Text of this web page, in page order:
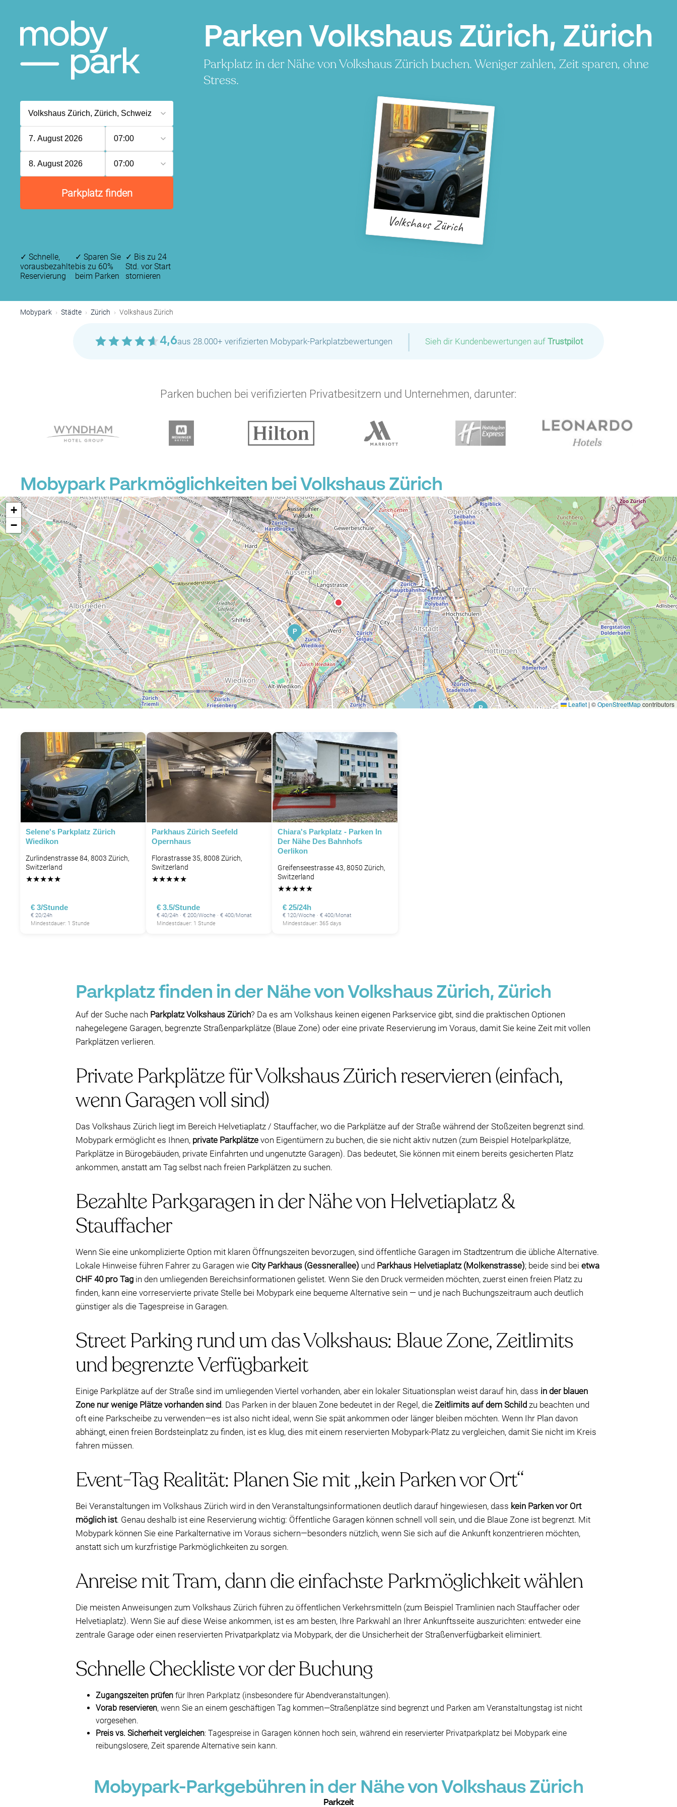
Parken Volkshaus Zürich, Zürich
Parkplatz in der Nähe von Volkshaus Zürich buchen. Weniger zahlen, Zeit sparen, ohne
Stress.
7. August 2026 07:00
8. August 2026 07:00
Parkplatz finden
Volkshaus Zürich
✓ Schnelle,
vorausbezahlte
Reservierung
✓ Sparen Sie
bis zu 60%
beim Parken
✓ Bis zu 24
Std. vor Start
stornieren
Mobypark Städte Zürich Volkshaus Zürich
4,6aus 28.000+ verifizierten Mobypark-Parkplatzbewertungen | Sieh dir Kundenbewertungen auf Trustpilot
Parken buchen bei verifizierten Privatbesitzern und Unternehmen, darunter:
Mobypark Parkmöglichkeiten bei Volkshaus Zürich
P
P
+
−
Leaflet | ©OpenStreetMapcontributors
Selene's Parkplatz Zürich
Wiedikon
Zurlindenstrasse 84, 8003 Zürich,
Switzerland
★★★★★
€ 3/Stunde
€ 20/24h
Mindestdauer: 1 Stunde
Parkhaus Zürich Seefeld
Opernhaus
Florastrasse 35, 8008 Zürich,
Switzerland
★★★★★
€ 3.5/Stunde
€ 40/24h · € 200/Woche · € 400/Monat
Mindestdauer: 1 Stunde
Chiara's Parkplatz - Parken In
Der Nähe Des Bahnhofs
Oerlikon
Greifenseestrasse 43, 8050 Zürich,
Switzerland
★★★★★
€ 25/24h
€ 120/Woche · € 400/Monat
Mindestdauer: 365 days
Parkplatz finden in der Nähe von Volkshaus Zürich, Zürich
Auf der Suche nach Parkplatz Volkshaus Zürich? Da es am Volkshaus keinen eigenen Parkservice gibt, sind die praktischen Optionen
nahegelegene Garagen, begrenzte Straßenparkplätze (Blaue Zone) oder eine private Reservierung im Voraus, damit Sie keine Zeit mit vollen
Parkplätzen verlieren.
Private Parkplätze für Volkshaus Zürich reservieren (einfach,
wenn Garagen voll sind)
Das Volkshaus Zürich liegt im Bereich Helvetiaplatz / Stauffacher, wo die Parkplätze auf der Straße während der Stoßzeiten begrenzt sind.
Mobypark ermöglicht es Ihnen, private Parkplätze von Eigentümern zu buchen, die sie nicht aktiv nutzen (zum Beispiel Hotelparkplätze,
Parkplätze in Bürogebäuden, private Einfahrten und ungenutzte Garagen). Das bedeutet, Sie können mit einem bereits gesicherten Platz
ankommen, anstatt am Tag selbst nach freien Parkplätzen zu suchen.
Bezahlte Parkgaragen in der Nähe von Helvetiaplatz &
Stauffacher
Wenn Sie eine unkomplizierte Option mit klaren Öffnungszeiten bevorzugen, sind öffentliche Garagen im Stadtzentrum die übliche Alternative.
Lokale Hinweise führen Fahrer zu Garagen wie City Parkhaus (Gessnerallee) und Parkhaus Helvetiaplatz (Molkenstrasse); beide sind bei etwa
CHF 40 pro Tag in den umliegenden Bereichsinformationen gelistet. Wenn Sie den Druck vermeiden möchten, zuerst einen freien Platz zu
finden, kann eine vorreservierte private Stelle bei Mobypark eine bequeme Alternative sein — und je nach Buchungszeitraum auch deutlich
günstiger als die Tagespreise in Garagen.
Street Parking rund um das Volkshaus: Blaue Zone, Zeitlimits
und begrenzte Verfügbarkeit
Einige Parkplätze auf der Straße sind im umliegenden Viertel vorhanden, aber ein lokaler Situationsplan weist darauf hin, dass in der blauen
Zone nur wenige Plätze vorhanden sind. Das Parken in der blauen Zone bedeutet in der Regel, die Zeitlimits auf dem Schild zu beachten und
oft eine Parkscheibe zu verwenden—es ist also nicht ideal, wenn Sie spät ankommen oder länger bleiben möchten. Wenn Ihr Plan davon
abhängt, einen freien Bordsteinplatz zu finden, ist es klug, dies mit einem reservierten Mobypark-Platz zu vergleichen, damit Sie nicht im Kreis
fahren müssen.
Event-Tag Realität: Planen Sie mit „kein Parken vor Ort“
Bei Veranstaltungen im Volkshaus Zürich wird in den Veranstaltungsinformationen deutlich darauf hingewiesen, dass kein Parken vor Ort
möglich ist. Genau deshalb ist eine Reservierung wichtig: Öffentliche Garagen können schnell voll sein, und die Blaue Zone ist begrenzt. Mit
Mobypark können Sie eine Parkalternative im Voraus sichern—besonders nützlich, wenn Sie sich auf die Ankunft konzentrieren möchten,
anstatt sich um kurzfristige Parkmöglichkeiten zu sorgen.
Anreise mit Tram, dann die einfachste Parkmöglichkeit wählen
Die meisten Anweisungen zum Volkshaus Zürich führen zu öffentlichen Verkehrsmitteln (zum Beispiel Tramlinien nach Stauffacher oder
Helvetiaplatz). Wenn Sie auf diese Weise ankommen, ist es am besten, Ihre Parkwahl an Ihrer Ankunftsseite auszurichten: entweder eine
zentrale Garage oder einen reservierten Privatparkplatz via Mobypark, der die Unsicherheit der Straßenverfügbarkeit eliminiert.
Schnelle Checkliste vor der Buchung
Zugangszeiten prüfen für Ihren Parkplatz (insbesondere für Abendveranstaltungen).
Vorab reservieren, wenn Sie an einem geschäftigen Tag kommen—Straßenplätze sind begrenzt und Parken am Veranstaltungstag ist nicht
vorgesehen.
Preis vs. Sicherheit vergleichen: Tagespreise in Garagen können hoch sein, während ein reservierter Privatparkplatz bei Mobypark eine
reibungslosere, Zeit sparende Alternative sein kann.
Mobypark-Parkgebühren in der Nähe von Volkshaus Zürich
Parkzeit